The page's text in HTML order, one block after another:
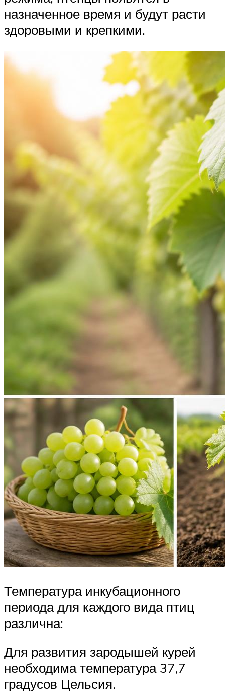
назначенное время и будут расти
здоровыми и крепкими.
Температура инкубационного
периода для каждого вида птиц
различна:
Для развития зародышей курей
необходима температура 37,7
градусов Цельсия.